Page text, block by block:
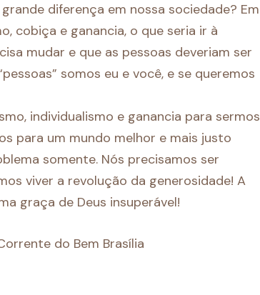
diferença em nossa sociedade? Em
cobiça e ganancia, o que seria ir à
mudar e que as pessoas deveriam ser
somos eu e você, e se queremos
individualismo e ganancia para sermos
para um mundo melhor e mais justo
somente. Nós precisamos ser
viver a revolução da generosidade! A
graça de Deus insuperável!
do Bem Brasília